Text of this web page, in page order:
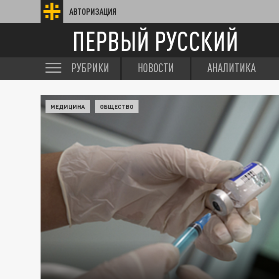
АВТОРИЗАЦИЯ
ПЕРВЫЙ РУССКИЙ
РУБРИКИ НОВОСТИ АНАЛИТИКА
МЕДИЦИНА ОБЩЕСТВО